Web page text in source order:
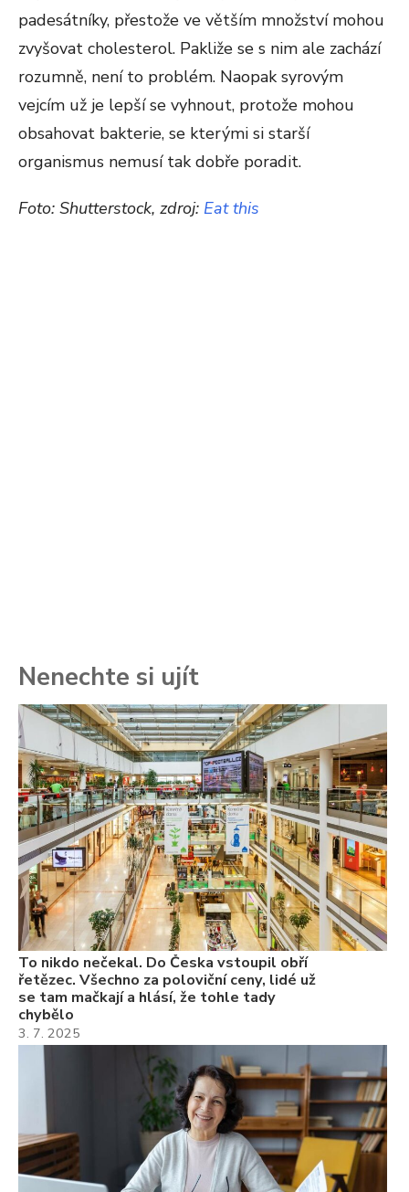
padesátníky, přestože ve větším množství mohou
zvyšovat cholesterol. Pakliže se s nim ale zachází
rozumně, není to problém. Naopak syrovým
vejcím už je lepší se vyhnout, protože mohou
obsahovat bakterie, se kterými si starší
organismus nemusí tak dobře poradit.
Foto: Shutterstock, zdroj: Eat this
Nenechte si ujít
To nikdo nečekal. Do Česka vstoupil obří
řetězec. Všechno za poloviční ceny, lidé už
se tam mačkají a hlásí, že tohle tady
chybělo
3. 7. 2025